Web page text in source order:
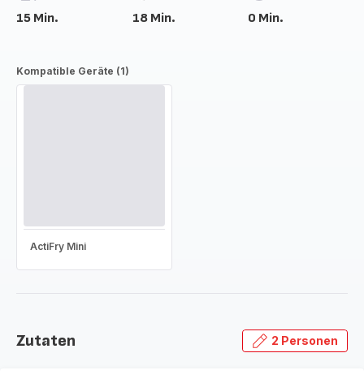
15 Min. 18 Min. 0 Min.
Kompatible Geräte (1)
ActiFry Mini
Zutaten 2 Personen